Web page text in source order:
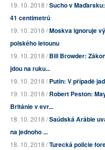
19. 10. 2018 /Sucho v
41 centimetrů
19. 10. 2018 /Moskva ignoruje
polského letounu
19. 10. 2018 /Bill Browder:
jdou na ruku...
19. 10. 2018 /Putin: V případě
19. 10. 2018 /Robert Peston:
Británie v evr...
18. 10. 2018 /Saúdská Arábie
na jednoho ...
18. 10. 2018 /Turecká policie